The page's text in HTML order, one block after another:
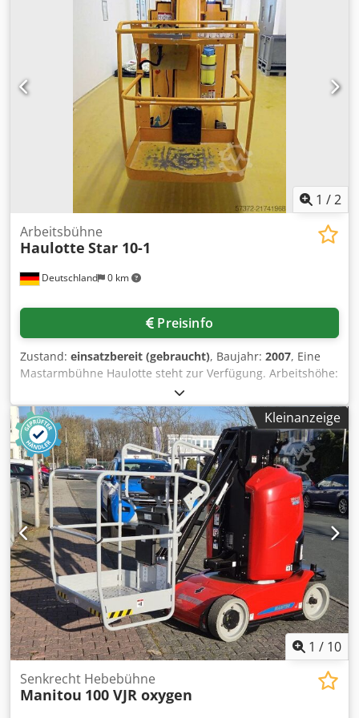
Hebebühne Crsdpfeylqp Eex Airjf Zustand Technisch: gut
Bereifung vorne Typ: Bandagen Bereifung vorne Grösse:
16-5-11 1-4 Bereifung vorne Zustand: 80 - 100% Bereifung
hinten Typ: Bandagen Bereifung hinten Grösse: 16-5-11 1-
4 Bereifung hinten Zustand: 80 - 100% Batterie Volt: 24V
Batterie Ah: 250Ah Batterie Baujahr: 2015 Batterie
Zustand: 60 - 80%
1 /2
Deutschland 0 km
Arbeitsbühne
Haulotte Star 10-1
Preisinfo
Zustand: einsatzbereit (gebraucht), Baujahr: 2007, Eine
Mastarmbühne Haulotte steht zur Verfügung. Arbeitshöhe:
10m, Plattformhöhe: 8m, Seitenreichweite: 3100mm,
Tragfähigkeit: 200kg, max. Seitenkraft innen/außen:
40kg/20kg, Drehbereich: 345°, max. Neigung: 3°,
Korbdimensionen X/Y: 680mm/930mm, Hubmast: 4950mm,
max. Windgeschwindigkeit: 45km/h.
Maschinendimensionen X/Y/Z: 2700mm/1000mm/2000mm,
Gewicht: ca. 2800kg. Eine Besichtigung vor Ort ist möglich.
Csdpfey Dupuox Airerf
Kleinanzeige
1 / 10
Senkrecht Hebebühne
Manitou 100 VJR oxygen